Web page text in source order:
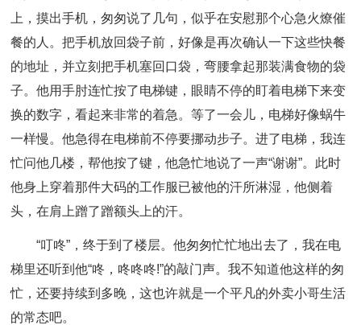
上，摸出手机，匆匆说了几句，似乎在安慰那个心急火燎催
餐的人。把手机放回袋子前，好像是再次确认一下这些快餐
的地址，并立刻把手机塞回口袋，弯腰拿起那装满食物的袋
子。他用手肘连忙按了电梯键，眼睛不停的盯着电梯下来变
换的数字，看起来非常的着急。等了一会儿，电梯好像蜗牛
一样慢。他急得在电梯前不停要挪动步子。进了电梯，我连
忙问他几楼，帮他按了键，他急忙地说了一声“谢谢”。此时
他身上穿着那件大码的工作服已被他的汗所淋湿，他侧着
头，在肩上蹭了蹭额头上的汗。
“叮咚”，终于到了楼层。他匆匆忙忙地出去了，我在电
梯里还听到他“咚，咚咚咚!”的敲门声。我不知道他这样的匆
忙，还要持续到多晚，这也许就是一个平凡的外卖小哥生活
的常态吧。